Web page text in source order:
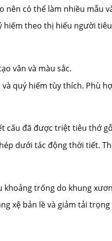
nên có thể làm nhiều mẫu
hiếm theo thị hiếu người
vân và màu sắc.
quý hiếm tùy thích. Phù
cấu đã được triệt tiêu thớ gỗ
dưới tác động thời tiết.
trống do khung
xệ bản lề và giảm tải